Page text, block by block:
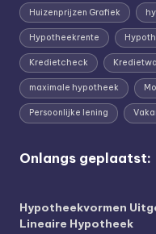
Huizenprijzen Grafiek
Hypotheekrente
Kredietcheck
maximale hypotheek
Persoonlijke lening
Onlangs geplaatst:
Hypotheekvormen
Lineaire Hypotheek